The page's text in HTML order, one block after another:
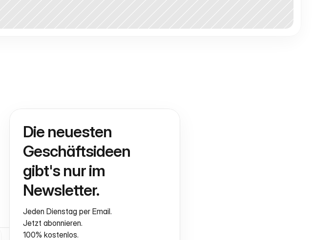
Die neuesten
Geschäftsideen
gibt's nur im
Newsletter.
Jeden Dienstag per Email.
Jetzt abonnieren.
100% kostenlos.